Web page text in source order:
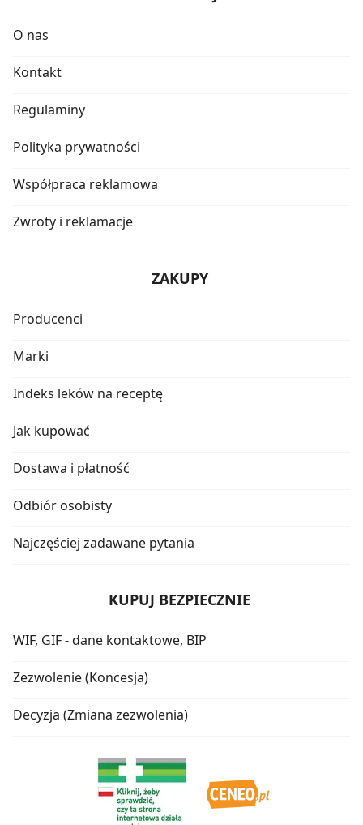
O nas
Kontakt
Regulaminy
Polityka prywatności
Współpraca reklamowa
Zwroty i reklamacje
ZAKUPY
Producenci
Marki
Indeks leków na receptę
Jak kupować
Dostawa i płatność
Odbiór osobisty
Najczęściej zadawane pytania
KUPUJ BEZPIECZNIE
WIF, GIF - dane kontaktowe, BIP
Zezwolenie (Koncesja)
Decyzja (Zmiana zezwolenia)